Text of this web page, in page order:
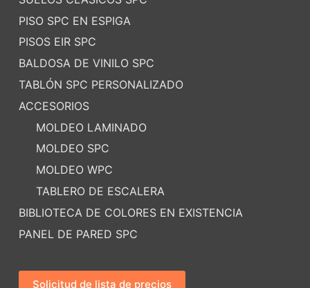
PISO SPC EN ESPIGA
PISOS EIR SPC
BALDOSA DE VINILO SPC
TABLÓN SPC PERSONALIZADO
ACCESORIOS
MOLDEO LAMINADO
MOLDEO SPC
MOLDEO WPC
TABLERO DE ESCALERA
BIBLIOTECA DE COLORES EN EXISTENCIA
PANEL DE PARED SPC
Solicitud de lista de precios